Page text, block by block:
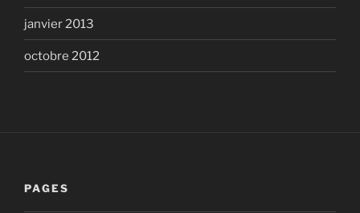
janvier 2013
octobre 2012
PAGES